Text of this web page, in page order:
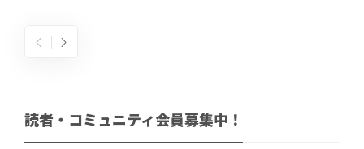
読者・コミュニティ会員募集中！